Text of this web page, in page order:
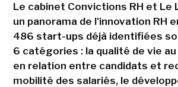
Le cabinet Convictions RH et Le
un panorama de l'innovation RH
486 start-ups déjà identifiées
6 catégories : la qualité de vie
en relation entre candidats et
mobilité des salariés, le